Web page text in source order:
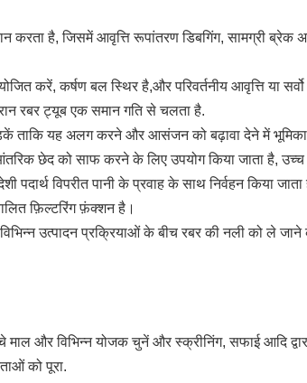
है, जिसमें आवृत्ति रूपांतरण डिबगिंग, सामग्री ब्रेक
करें, कर्षण बल स्थिर है,और परिवर्तनीय आवृत्ति या
रबर ट्यूब एक समान गति से चलता है.
ताकि यह अलग करने और आसंजन को बढ़ावा देने में
छेद को साफ करने के लिए उपयोग किया जाता है,
पदार्थ विपरीत पानी के प्रवाह के साथ निर्वहन किया
फ़िल्टरिंग फ़ंक्शन है।
उत्पादन प्रक्रियाओं के बीच रबर की नली को ले जाने
माल और विभिन्न योजक चुनें और स्क्रीनिंग, सफाई आदि
को पूरा.